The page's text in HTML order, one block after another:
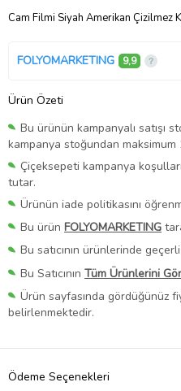
Cam Filmi Siyah Amerikan Çizilmez
FOLYOMARKETING 9,9
Ürün Özeti
Bu ürünün kampanyalı satışı
kampanya stoğundan maksimum
Çiçeksepeti kampanya
tutar.
Ürünün iade politikasını
Bu ürün FOLYOMARKETING
Bu satıcının ürünlerinde geçerli
Bu Satıcının Tüm Ürünlerini
Ürün sayfasında gördüğünüz
belirlenmektedir.
Ödeme Seçenekleri